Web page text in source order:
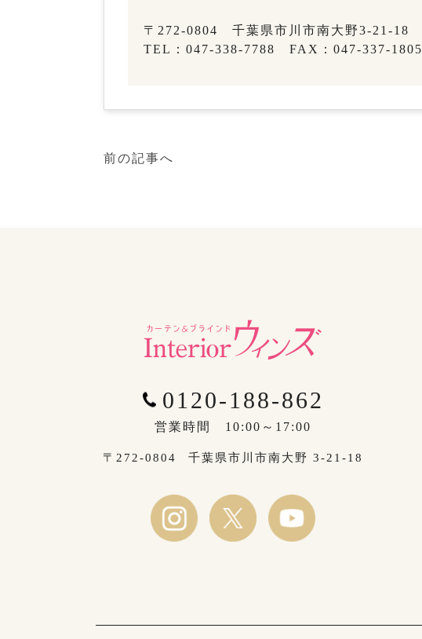
〒272-0804 千葉県市川市南大野3-21-18
TEL：047-338-7788 FAX：047-337-1805
前の記事へ
0120-188-862
営業時間 10:00～17:00
〒272-0804 千葉県市川市南大野 3-21-18